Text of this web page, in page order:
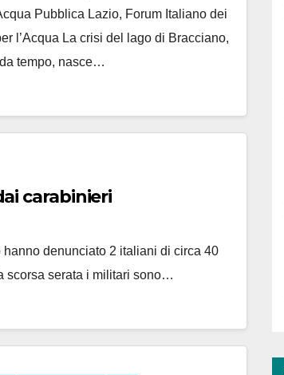
Pubblica Lazio, Forum Italiano dei
l’Acqua La crisi del lago di Bracciano,
tempo, nasce…
carabinieri
denunciato 2 italiani di circa 40
scorsa serata i militari sono…